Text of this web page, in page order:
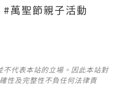
萬聖節親子活動
代表本站的立場。因此本站對
性及完整性不負任何法律責